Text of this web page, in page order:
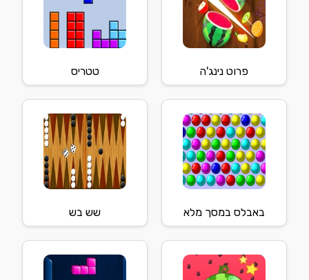
פרוט נינג'ה טטריס
באבלס במסך מלא שש בש